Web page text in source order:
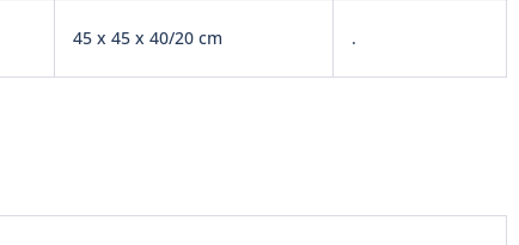
45 x 45 x 40/20 cm .